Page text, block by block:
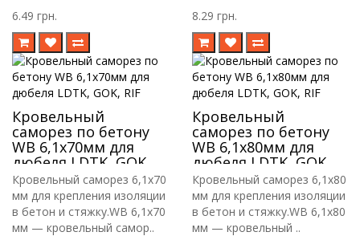
6.49 грн.
8.29 грн.
Кровельный
саморез по бетону
WB 6,1х70мм для
дюбеля LDTK, GOK,
RIF
Кровельный саморез 6,1х70
мм для крепления изоляции
в бетон и стяжку.WB 6,1х70
мм — кровельный самор..
Кровельный
саморез по бетону
WB 6,1х80мм для
дюбеля LDTK, GOK,
RIF
Кровельный саморез 6,1х80
мм для крепления изоляции
в бетон и стяжку.WB 6,1х80
мм — кровельный ..